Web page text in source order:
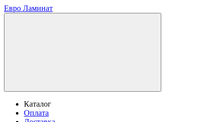
Евро Ламинат
Каталог
Оплата